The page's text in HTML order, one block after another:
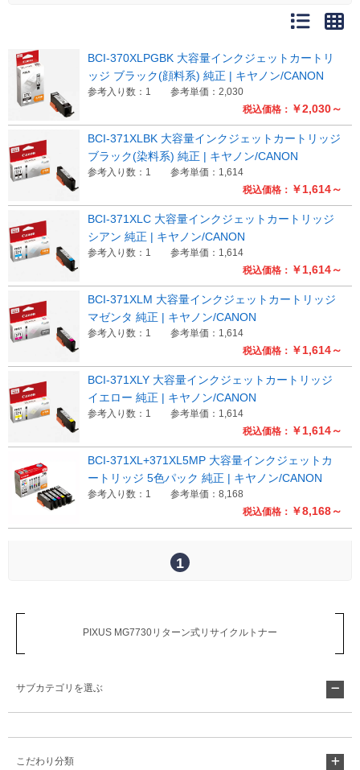
ログアウト
Myページ 見積書 お気に入り
税込価格： ￥2,030～
BCI-370XLPGBK 大容量インクジェットカートリ
ッジ ブラック(顔料系) 純正 | キヤノン/CANON
参考入り数：1 参考単価：2,030
税込価格： ￥1,614～
BCI-371XLBK 大容量インクジェットカートリッジ
ブラック(染料系) 純正 | キヤノン/CANON
参考入り数：1 参考単価：1,614
税込価格： ￥1,614～
BCI-371XLC 大容量インクジェットカートリッジ
シアン 純正 | キヤノン/CANON
参考入り数：1 参考単価：1,614
税込価格： ￥1,614～
BCI-371XLM 大容量インクジェットカートリッジ
マゼンタ 純正 | キヤノン/CANON
参考入り数：1 参考単価：1,614
税込価格： ￥1,614～
BCI-371XLY 大容量インクジェットカートリッジ
イエロー 純正 | キヤノン/CANON
参考入り数：1 参考単価：1,614
税込価格： ￥8,168～
BCI-371XL+371XL5MP 大容量インクジェットカ
ートリッジ 5色パック 純正 | キヤノン/CANON
参考入り数：1 参考単価：8,168
1
PIXUS MG7730リターン式リサイクルトナー
サブカテゴリを選ぶ
こだわり分類